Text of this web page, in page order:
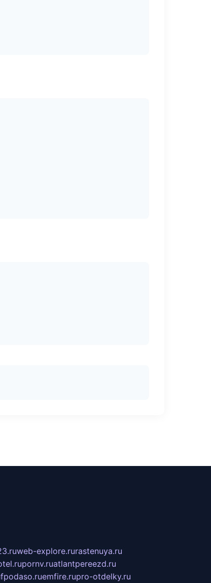
web-explore.rurastenuya.ru
pornv.ruatlantpereezd.ru
fpodaso.ruemfire.rupro-otdelky.ru